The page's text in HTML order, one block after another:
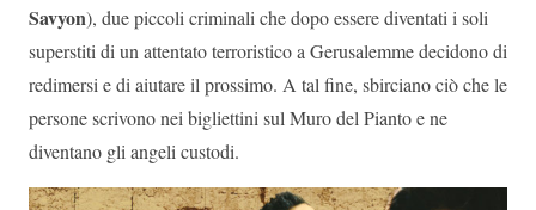
Savyon), due piccoli criminali che dopo essere diventati i soli
superstiti di un attentato terroristico a Gerusalemme decidono di
redimersi e di aiutare il prossimo. A tal fine, sbirciano ciò che le
persone scrivono nei bigliettini sul Muro del Pianto e ne
diventano gli angeli custodi.